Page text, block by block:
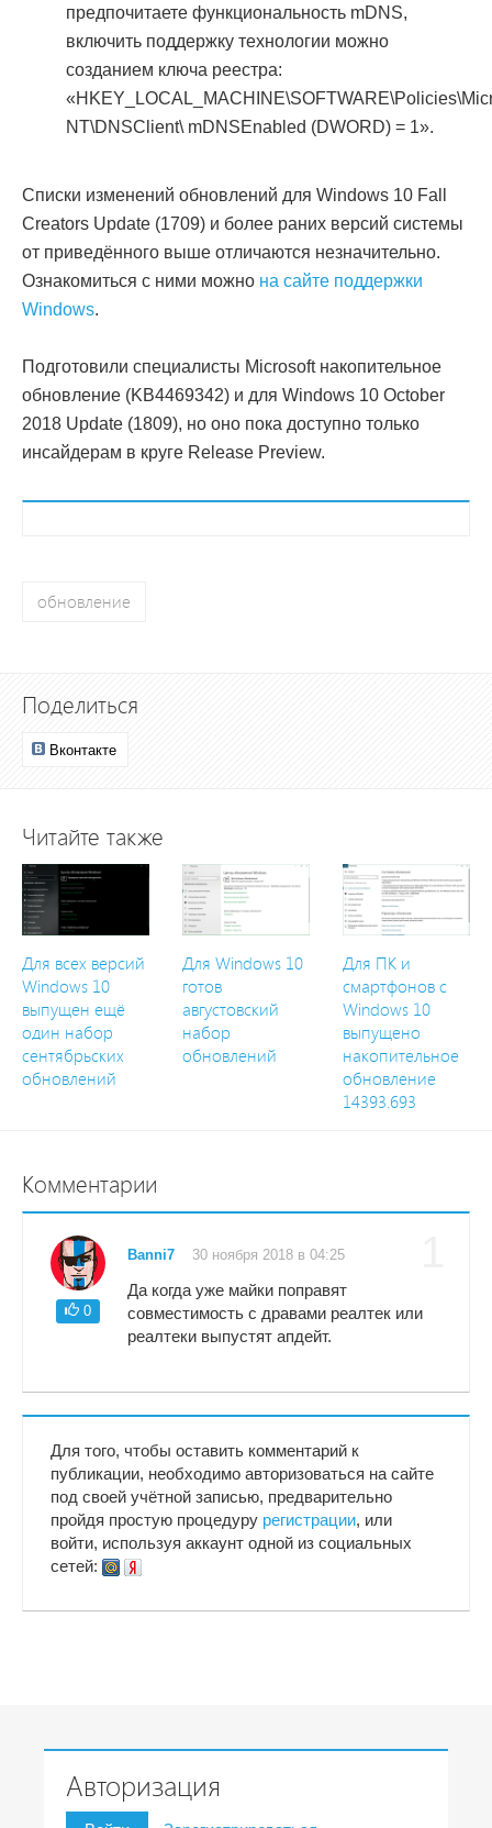
предпочитаете функциональность mDNS,
включить поддержку технологии можно
созданием ключа реестра:
NT\DNSClient\ mDNSEnabled (DWORD) = 1».
Списки изменений обновлений для Windows 10 Fall
Creators Update (1709) и более раних версий системы
от приведённого выше отличаются незначительно.
Ознакомиться с ними можно на сайте поддержки
Windows.
Подготовили специалисты Microsoft накопительное
обновление (KB4469342) и для Windows 10 October
2018 Update (1809), но оно пока доступно только
инсайдерам в круге Release Preview.
обновление
Поделиться
Вконтакте
Читайте также
Для всех версий
Windows 10
выпущен ещё
один набор
сентябрьских
обновлений
Для Windows 10
готов
августовский
набор
обновлений
Для ПК и
смартфонов с
Windows 10
выпущено
накопительное
обновление
14393.693
Комментарии
0
Banni7 30 ноября 2018 в 04:25
Да когда уже майки поправят
совместимость с дравами реалтек или
реалтеки выпустят апдейт.
Для того, чтобы оставить комментарий к
публикации, необходимо авторизоваться на сайте
под своей учётной записью, предварительно
пройдя простую процедуру регистрации, или
войти, используя аккаунт одной из социальных
сетей:
Авторизация